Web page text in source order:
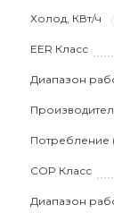
Холод, КВт/ч
EER Класс
Диапазон
Потребление
COP Класс
Диапазон